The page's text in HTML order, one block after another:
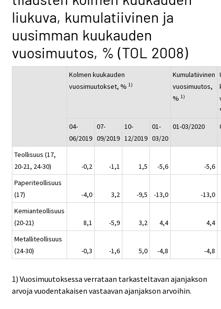
liukuva, kumulatiivinen ja
uusimman kuukauden
vuosimuutos, % (TOL 2008)
Kolmen kuukauden
vuosimuutokset, % 1)
Kumulatiivinen
vuosimuutos,
% 1)
04-
06/2019
07-
09/2019
10-
12/2019
01-
03/20
01-03/2020
Teollisuus (17,
20-21, 24-30)
-0,2 -1,1 1,5 -5,6
-5,6
Paperiteollisuus
(17)
-4,0 3,2 -9,5 -13,0
-13,0
Kemianteollisuus
(20-21)
8,1 -5,9 3,2 4,4
4,4
Metalliteollisuus
(24-30)
-0,3 -1,6 5,0 -4,8 -4,8
1) Vuosimuutoksessa verrataan tarkasteltavan ajanjakson
arvoja vuodentakaisen vastaavan ajanjakson arvoihin.